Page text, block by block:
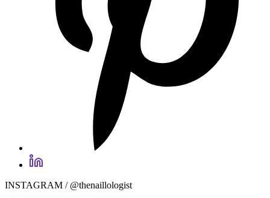
INSTAGRAM / @thenaillologist